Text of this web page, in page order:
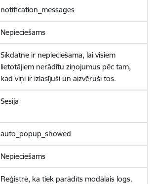
notification_messages
Nepieciešams
Sīkdatne ir nepieciešama, lai visiem
lietotājiem nerādītu ziņojumus pēc tam,
kad viņi ir izlasījuši un aizvēruši tos.
Sesija
auto_popup_showed
Nepieciešams
Reģistrē, ka tiek parādīts modālais logs.